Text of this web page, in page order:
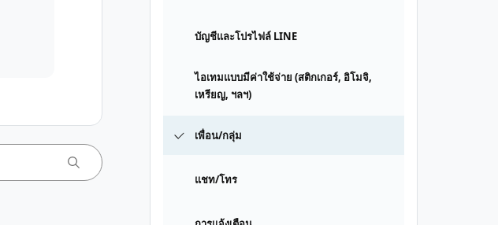
บัญชีและโปรไฟล์ LINE
ไอเทมแบบมีค่าใช้จ่าย (สติกเกอร์, อิโมจิ,
เหรียญ, ฯลฯ)
เพื่อน/กลุ่ม
แชท/โทร